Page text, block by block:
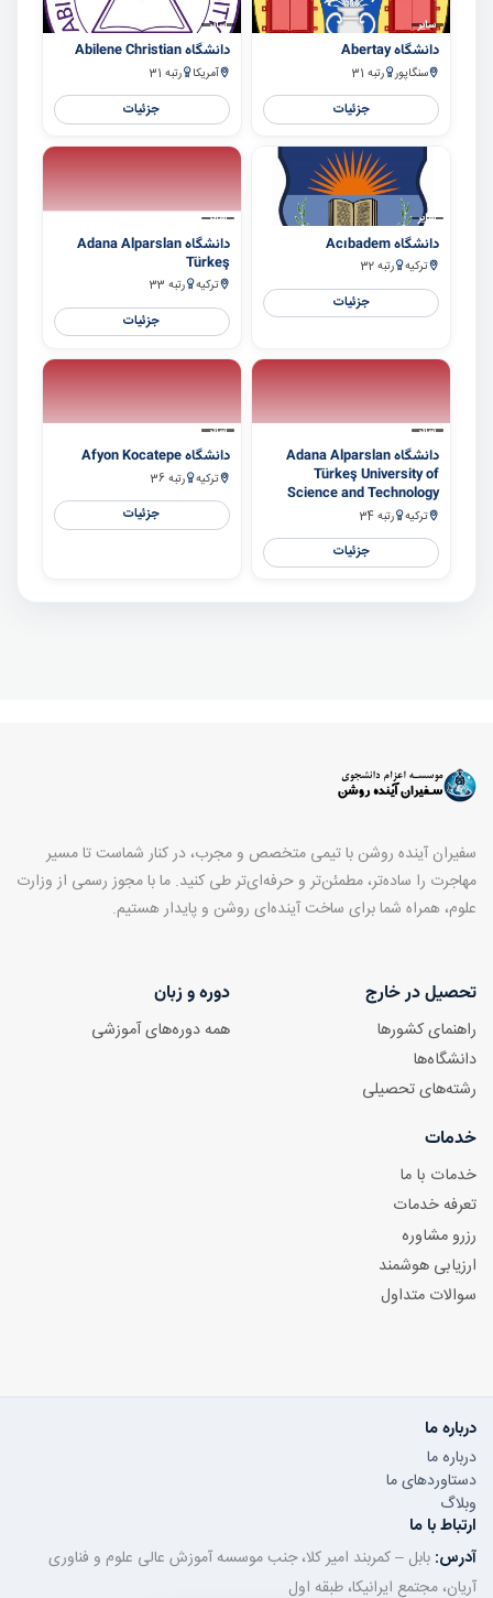
سایر
دانشگاه Abertay
سنگاپور رتبه 31
جزئیات
سایر
دانشگاه Abilene Christian
آمریکا رتبه 31
جزئیات
سایر
دانشگاه Acıbadem
ترکیه رتبه 32
جزئیات
سایر
دانشگاه Adana Alparslan
Türkeş
ترکیه رتبه 33
جزئیات
سایر
دانشگاه Adana Alparslan
Türkeş University of
Science and Technology
ترکیه رتبه 34
جزئیات
سایر
دانشگاه Afyon Kocatepe
ترکیه رتبه 36
جزئیات
سفیران آینده روشن با تیمی متخصص و مجرب، در کنار شماست تا مسیر
مهاجرت را ساده‌تر، مطمئن‌تر و حرفه‌ای‌تر طی کنید. ما با مجوز رسمی از وزارت
علوم، همراه شما برای ساخت آینده‌ای روشن و پایدار هستیم.
تحصیل در خارج
راهنمای کشورها
دانشگاه‌ها
رشته‌های تحصیلی
دوره و زبان
همه دوره‌های آموزشی
خدمات
خدمات با ما
تعرفه خدمات
رزرو مشاوره
ارزیابی هوشمند
سوالات متداول
درباره ما
درباره ما
دستاوردهای ما
وبلاگ
ارتباط با ما
آدرس: بابل – کمربند امیر کلا، جنب موسسه آموزش عالی علوم و فناوری
آریان، مجتمع ایرانیکا، طبقه اول